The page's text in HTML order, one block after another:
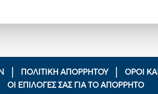
ΠΟΛΙΤΙΚΉ ΑΠΟΡΡΉΤΟΥ ΟΡΟΙ
ΟΙ ΕΠΙΛΟΓΈΣ ΣΑΣ ΓΙΑ ΤΟ ΑΠΌΡΡΗΤΟ